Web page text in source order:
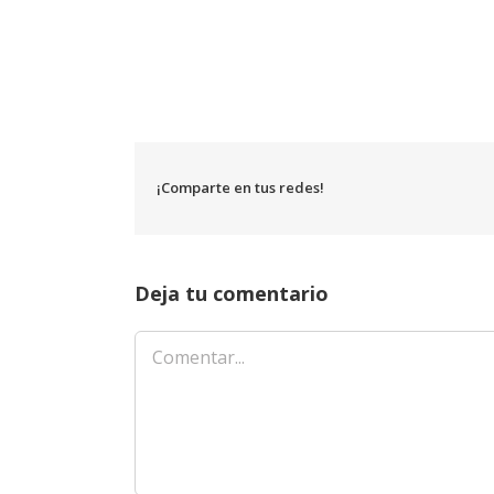
¡Comparte en tus redes!
Deja tu comentario
Comentar